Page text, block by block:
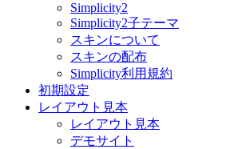
Simplicity2
Simplicity2子テーマ
スキンについて
スキンの配布
Simplicity利用規約
初期設定
レイアウト見本
レイアウト見本
デモサイト